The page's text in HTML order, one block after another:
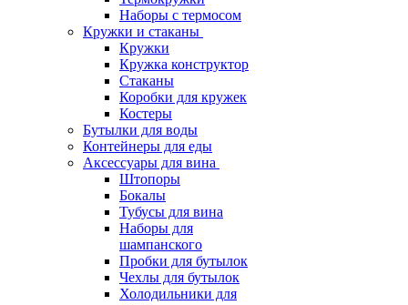
Наборы с термосом
Кружки и стаканы
Кружки
Кружка конструктор
Стаканы
Коробки для кружек
Костеры
Бутылки для воды
Контейнеры для еды
Аксессуары для вина
Штопоры
Бокалы
Тубусы для вина
Наборы для
шампанского
Пробки для бутылок
Чехлы для бутылок
Холодильники для